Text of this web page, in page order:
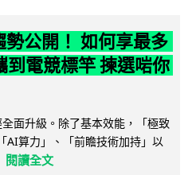
公開！ 如何享最多
電競標竿 揀選啱你
面升級。除了基本效能，「極致
AI算力」、「前瞻技術加持」以
閱讀全文